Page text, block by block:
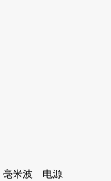
毫米波
电源